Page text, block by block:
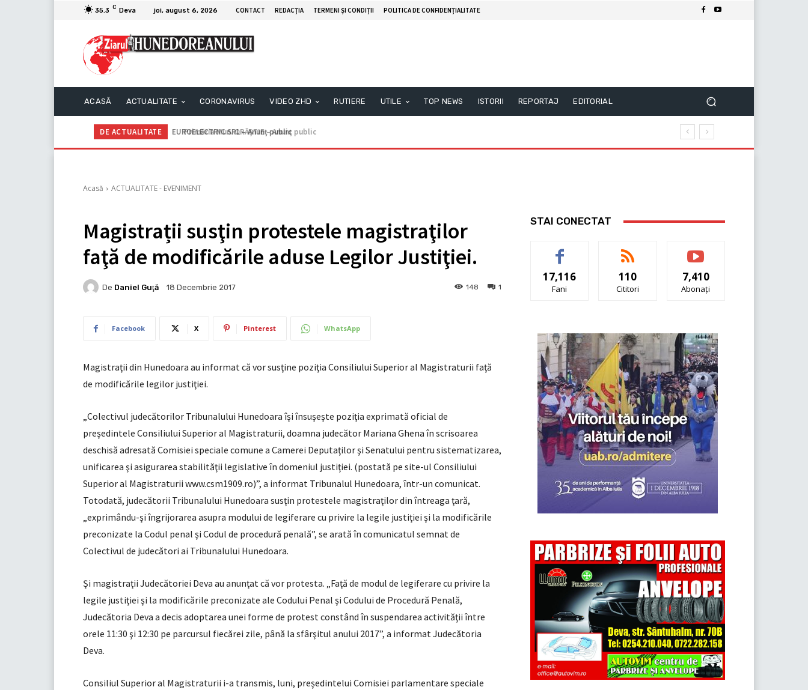
35.3 C Deva joi, august 6, 2026 CONTACT REDACŢIA TERMENI ȘI CONDIȚII POLITICA DE CONFIDENȚIALITATE
ACASĂ ACTUALITATE CORONAVIRUS VIDEO ZHD RUTIERE UTILE TOP NEWS ISTORII REPORTAJ EDITORIAL
DE ACTUALITATE Primăria Mun. ORĂȘTIE – Anunţ public
Acasă ACTUALITATE - EVENIMENT
Magistrații susţin protestele magistraţilor
faţă de modificările aduse Legilor Justiţiei.
De Daniel Guţă 18 Decembrie 2017 1
148
Facebook X Pinterest WhatsApp
Magistraţii din Hunedoara au informat că vor susţine poziţia Consiliului Superior al Magistraturii faţă
de modificările legilor justiţiei.
„Colectivul judecătorilor Tribunalului Hunedoara îşi însuşeşte poziţia exprimată oficial de
preşedintele Consiliului Superior al Magistraturii, doamna judecător Mariana Ghena în scrisoarea
deschisă adresată Comisiei speciale comune a Camerei Deputaţilor şi Senatului pentru sistematizarea,
unificarea şi asigurarea stabilităţii legislative în domeniul justiţiei. (postată pe site-ul Consiliului
Superior al Magistraturii www.csm1909.ro)”, a informat Tribunalul Hunedoara, într-un comunicat.
Totodată, judecătorii Tribunalului Hunedoara susţin protestele magistraţilor din întreaga ţară,
„exprimându-şi îngrijorarea asupra modului de legiferare cu privire la legile justiţiei şi la modificările
preconizate la Codul penal şi Codul de procedură penală”, se arată în comunicatul semnat de
Colectivul de judecători ai Tribunalului Hunedoara.
Şi magistraţii Judecătoriei Deva au anunţat că vor protesta. „Faţă de modul de legiferare cu privire la
legile justiţiei şi la modificările preconizate ale Codului Penal şi Codului de Procedură Penală,
Judecătoria Deva a decis adoptarea unei forme de protest constând în suspendarea activităţii între
orele 11:30 şi 12:30 pe parcursul fiecărei zile, până la sfârşitul anului 2017”, a informat Judecătoria
Deva.
Consiliul Superior al Magistraturii i-a transmis, luni, preşedintelui Comisiei parlamentare speciale
STAI CONECTAT
17,116
Fani
110
Cititori
7,410
Abonați